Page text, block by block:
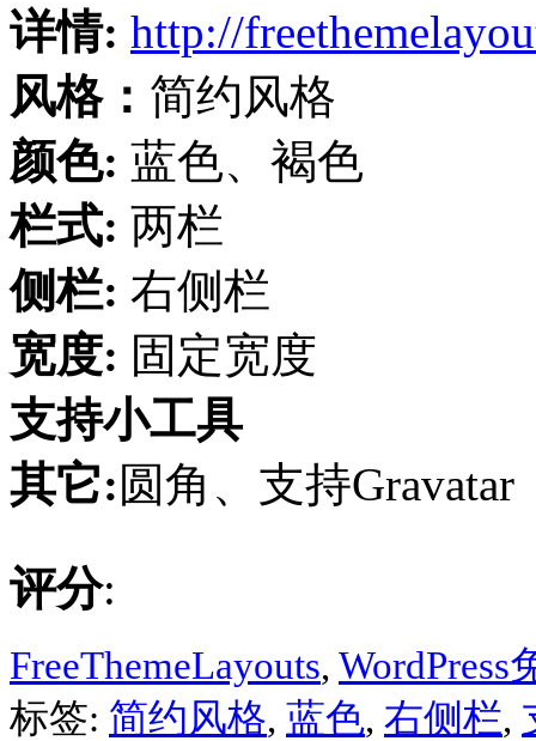
详情: http://
风格： 简约风格
颜色: 蓝色、褐色
栏式: 两栏
侧栏: 右侧栏
宽度: 固定宽度
支持小工具
其它:圆角、支持Gravatar
评分:
FreeThemeLayouts, WordPress
标签: 简约风格, 蓝色, 右侧栏,